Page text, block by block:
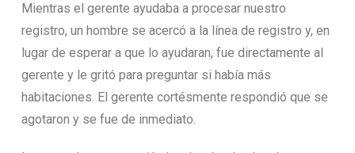
Mientras el gerente ayudaba a procesar nuestro
registro, un hombre se acercó a la línea de registro y, en
lugar de esperar a que lo ayudaran, fue directamente al
gerente y le gritó para preguntar si había más
habitaciones. El gerente cortésmente respondió que se
agotaron y se fue de inmediato.